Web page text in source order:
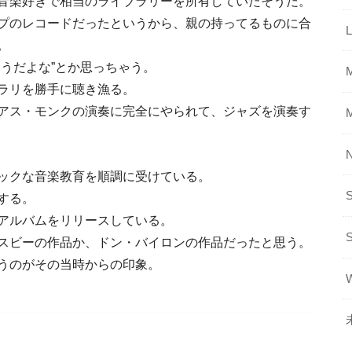
のレコードだったというから、親の持ってるものに合
だよな”とか思っちゃう。
を勝手に聴き漁る。
ス・モンクの演奏に完全にやられて、ジャズを演奏す
な音楽教育を順調に受けている。
る。
バムをリリースしている。
ーの作品か、ドン・バイロンの作品だったと思う。
がその当時からの印象。